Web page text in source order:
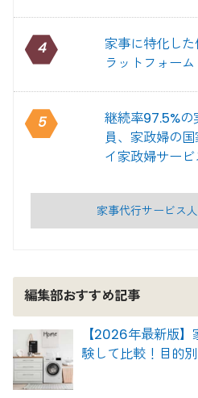
4
家事に特化し
ラットフォーム
5
継続率97.5%の
員、家政婦の
イ家政婦サービ
家事代行サービス
編集部おすすめ記事
【2026年最新版
験して比較！目的